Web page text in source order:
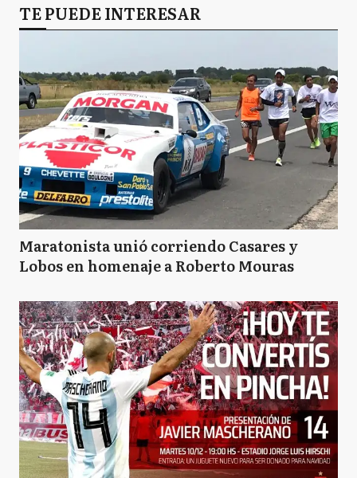
TE PUEDE INTERESAR
Maratonista unió corriendo Casares y
Lobos en homenaje a Roberto Mouras